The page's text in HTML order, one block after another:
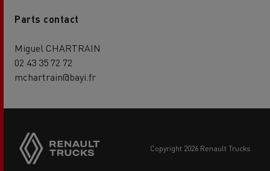
Parts contact
Miguel CHARTRAIN
02 43 35 72 72
mchartrain@bayi.fr
copyright 2026 Renault Trucks